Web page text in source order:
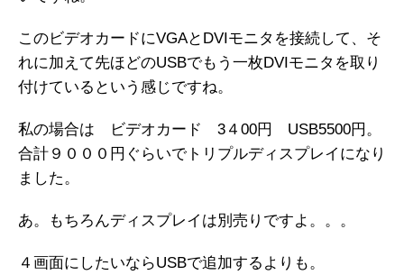
このビデオカードにVGAとDVIモニタを接続して、そ
れに加えて先ほどのUSBでもう一枚DVIモニタを取り
付けているという感じですね。
私の場合は ビデオカード 3４00円 USB5500円。
合計９０００円ぐらいでトリプルディスプレイになり
ました。
あ。もちろんディスプレイは別売りですよ。。。
４画面にしたいならUSBで追加するよりも。